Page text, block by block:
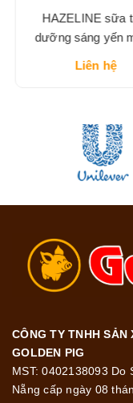
HAZELINE sữa
dưỡng sáng yến
Liên hệ
CÔNG TY TNHH SẢN
GOLDEN PIG
MST: 0402138093
Nẵng cấp ngày 08